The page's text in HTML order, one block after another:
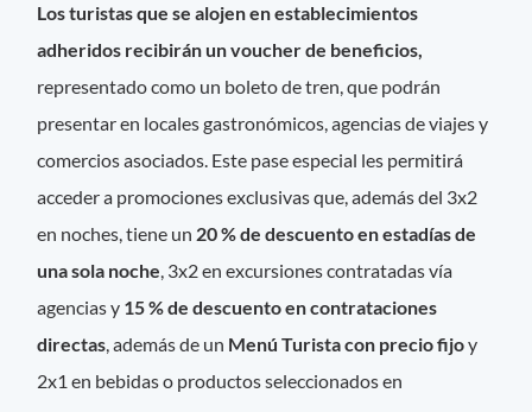
Los turistas que se alojen en establecimientos
adheridos recibirán un voucher de beneficios,
representado como un boleto de tren, que podrán
presentar en locales gastronómicos, agencias de viajes y
comercios asociados. Este pase especial les permitirá
acceder a promociones exclusivas que, además del 3x2
en noches, tiene un 20 % de descuento en estadías de
una sola noche, 3x2 en excursiones contratadas vía
agencias y 15 % de descuento en contrataciones
directas, además de un Menú Turista con precio fijoy
2x1 en bebidas o productos seleccionados en